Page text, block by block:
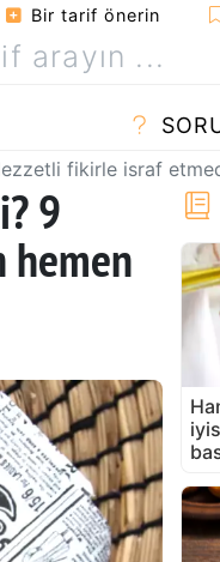
Bir tarif önerin
fikirle israf
9